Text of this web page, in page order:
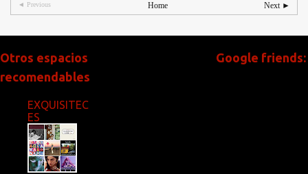
◄ Previous Next ►
Home
Otros espacios
recomendables
EXQUISITEC
ES
Google friends: